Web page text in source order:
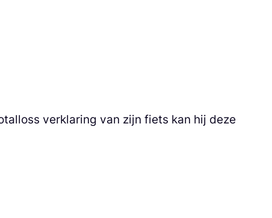
verklaring van zijn fiets kan hij deze